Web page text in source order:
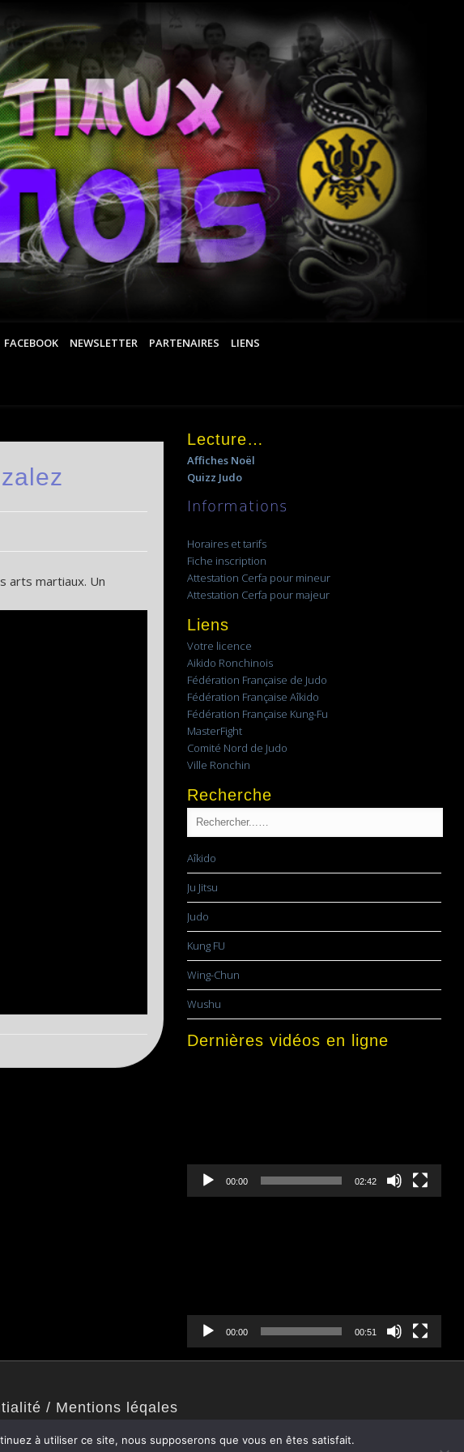
FACEBOOK NEWSLETTER PARTENAIRES LIENS
arts martiaux. Un
Lecture…
Affiches Noël
Quizz Judo
Informations
Horaires et tarifs
Fiche inscription
Attestation Cerfa pour mineur
Attestation Cerfa pour majeur
Liens
Votre licence
Aikido Ronchinois
Fédération Française de Judo
Fédération Française Aîkido
Fédération Française Kung-Fu
MasterFight
Comité Nord de Judo
Ville Ronchin
Recherche
Aîkido
Ju Jitsu
Judo
Kung FU
Wing-Chun
Wushu
Dernières vidéos en ligne
00:00 02:42
00:00 00:51
/ Mentions léqales
à utiliser ce site, nous supposerons que vous en êtes satisfait.